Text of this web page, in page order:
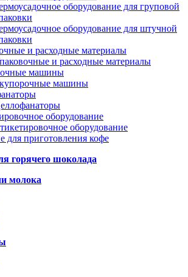
оборудование для груповой
оборудование для штучной
и расходные материалы
и расходные материалы
машины
машины
оборудование
оборудование
для приготовления кофе
горячего шоколада
молока